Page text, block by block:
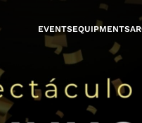
EVENTSEQUIPMENTS